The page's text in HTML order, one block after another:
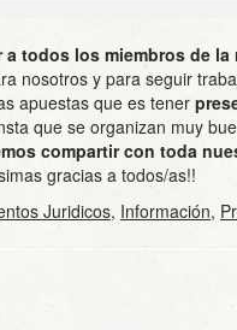
a todos los miembros de la
nosotros y para seguir
apuestas que es tener
que se organizan muy
compartir con toda
gracias a todos/as!!
Juridicos, Información,